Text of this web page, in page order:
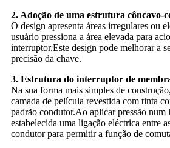
2. Adoção de uma estrutura côncavo-
O design apresenta áreas irregulares ou
usuário pressiona a área elevada para
interruptor.Este design pode melhorar a
precisão da chave.
3. Estrutura do interruptor de
Na sua forma mais simples de
camada de película revestida com tinta
padrão condutor.Ao aplicar pressão num
estabelecida uma ligação eléctrica entre
condutor para permitir a função de